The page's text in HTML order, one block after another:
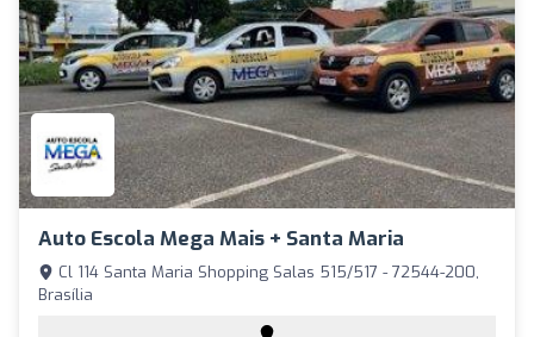
Auto Escola Mega Mais + Santa Maria
Cl 114 Santa Maria Shopping Salas 515/517 - 72544-200,
Brasília